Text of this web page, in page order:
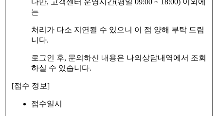
다만, 고객센터 운영시간(평일 09:00 ~ 18:00) 이외에
는
처리가 다소 지연될 수 있으니 이 점 양해 부탁 드립
니다.
로그인 후, 문의하신 내용은 나의상담내역에서 조회
하실 수 있습니다.
[접수 정보]
접수일시